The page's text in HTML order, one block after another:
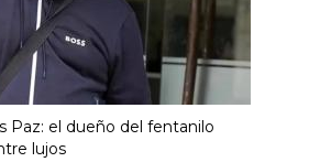
Paz: el dueño del fentanilo
lujos